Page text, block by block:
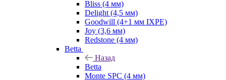
Bliss (4 мм)
Delight (4,5 мм)
Goodwill (4+1 мм IXPE)
Joy (3,6 мм)
Redstone (4 мм)
Betta
Назад
Betta
Monte SPC (4 мм)